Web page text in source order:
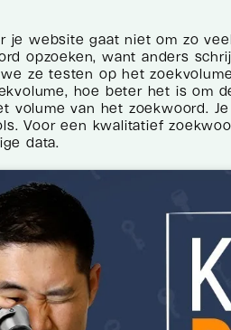
je website gaat niet om zo
opzoeken, want anders
ze testen op het
hoe beter het is om
volume van het zoekwoord.
Voor een kwalitatief
data.